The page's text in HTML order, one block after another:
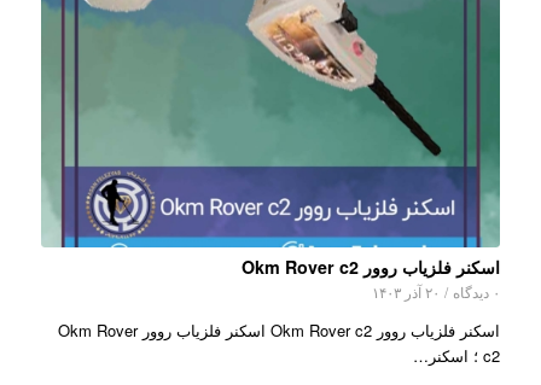
اسکنر فلزیاب روور Okm Rover c2
۰ دیدگاه / ۲۰ آذر ۱۴۰۳
اسکنر فلزیاب روور Okm Rover c2 اسکنر فلزیاب روور Okm Rover
c2 ؛ اسکنر…